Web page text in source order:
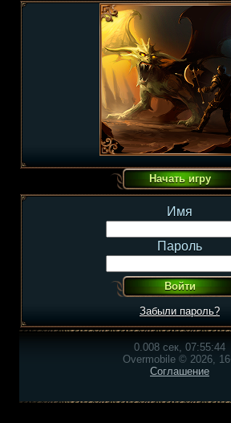
Имя
Пароль
Забыли пароль?
0.008 сек, 07:55:44
Overmobile © 2026,
Соглашение